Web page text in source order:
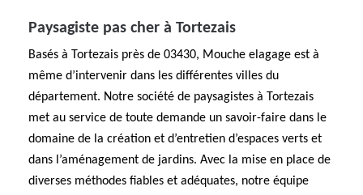
Paysagiste pas cher à Tortezais
Basés à Tortezais près de 03430, Mouche elagage est à
même d’intervenir dans les différentes villes du
département. Notre société de paysagistes à Tortezais
met au service de toute demande un savoir-faire dans le
domaine de la création et d’entretien d’espaces verts et
dans l’aménagement de jardins. Avec la mise en place de
diverses méthodes fiables et adéquates, notre équipe